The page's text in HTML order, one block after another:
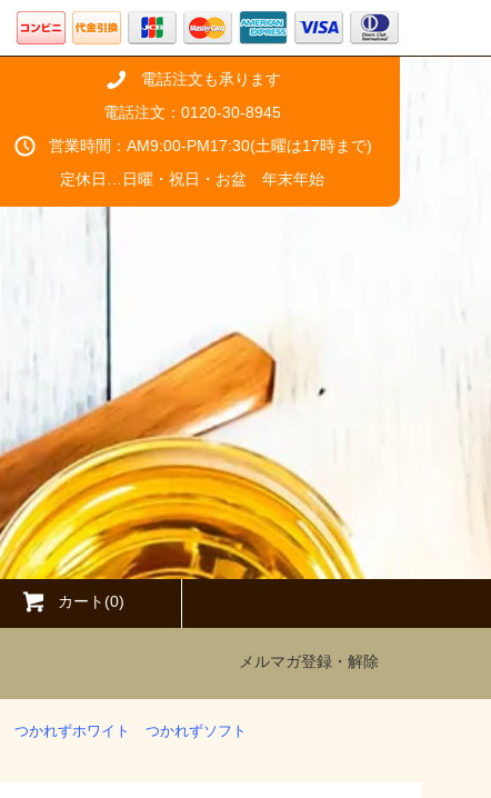
電話注文も承ります
電話注文：0120-30-8945
営業時間：AM9:00-PM17:30(土曜は17時まで)
定休日…日曜・祝日・お盆 年末年始
カート(0)
メルマガ登録・解除
つかれずホワイト つかれずソフト